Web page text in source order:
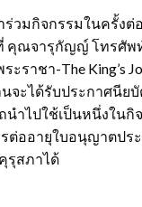
ร่วมกิจกรรมในครั้งต่
คุณจารุกัญญ์ โทรศัพท์
ะราชา-The King’s
จะได้รับประกาศนีย
นำไปใช้เป็นหนึ่งในกิ
ต่ออายุใบอนุญาตปร
รุสภาได้